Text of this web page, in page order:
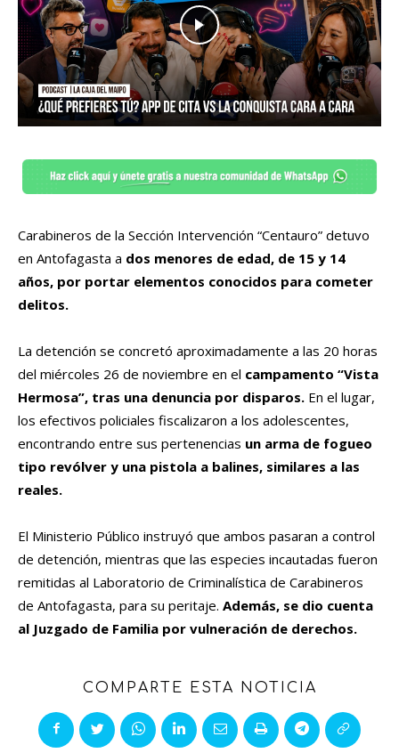
Carabineros de la Sección Intervención “Centauro” detuvo
en Antofagasta a dos menores de edad, de 15 y 14
años, por portar elementos conocidos para cometer
delitos.
La detención se concretó aproximadamente a las 20 horas
del miércoles 26 de noviembre en el campamento “Vista
Hermosa”, tras una denuncia por disparos. En el lugar,
los efectivos policiales fiscalizaron a los adolescentes,
encontrando entre sus pertenencias un arma de fogueo
tipo revólver y una pistola a balines, similares a las
reales.
El Ministerio Público instruyó que ambos pasaran a control
de detención, mientras que las especies incautadas fueron
remitidas al Laboratorio de Criminalística de Carabineros
de Antofagasta, para su peritaje. Además, se dio cuenta
al Juzgado de Familia por vulneración de derechos.
COMPARTE ESTA NOTICIA